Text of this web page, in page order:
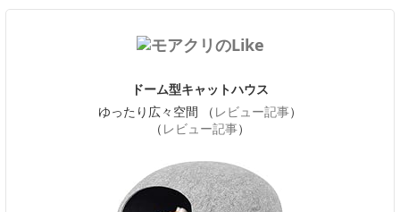
ドーム型キャットハウス
ゆったり広々空間 （ レビュー記事）
（ レビュー記事）